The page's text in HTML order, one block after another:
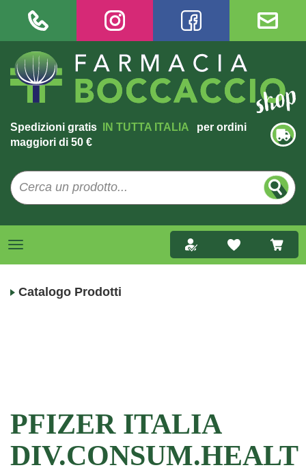
Spedizioni gratis IN TUTTA ITALIA
per ordini
maggiori di 50 €
Catalogo Prodotti
PFIZER ITALIA
DIV.CONSUM.HEALT